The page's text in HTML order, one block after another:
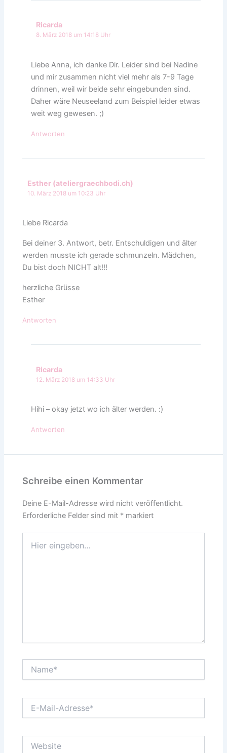
Ricarda
8. März 2018 um 14:18 Uhr
Liebe Anna, ich danke Dir. Leider sind bei Nadine
und mir zusammen nicht viel mehr als 7-9 Tage
drinnen, weil wir beide sehr eingebunden sind.
Daher wäre Neuseeland zum Beispiel leider etwas
weit weg gewesen. ;)
Antworten
Esther (ateliergraechbodi.ch)
10. März 2018 um 10:23 Uhr
Liebe Ricarda
Bei deiner 3. Antwort, betr. Entschuldigen und älter
werden musste ich gerade schmunzeln. Mädchen,
Du bist doch NICHT alt!!!
herzliche Grüsse
Esther
Antworten
Ricarda
12. März 2018 um 14:33 Uhr
Hihi – okay jetzt wo ich älter werden. :)
Antworten
Schreibe einen Kommentar
Deine E-Mail-Adresse wird nicht veröffentlicht.
Erforderliche Felder sind mit * markiert
eingeben…
Mail-